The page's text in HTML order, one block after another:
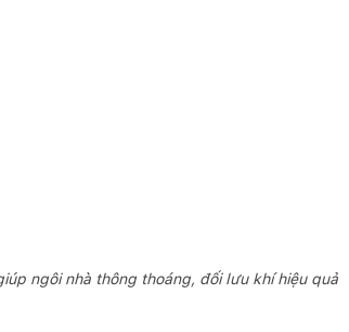
ngôi nhà thông thoáng, đối lưu khí hiệu quả